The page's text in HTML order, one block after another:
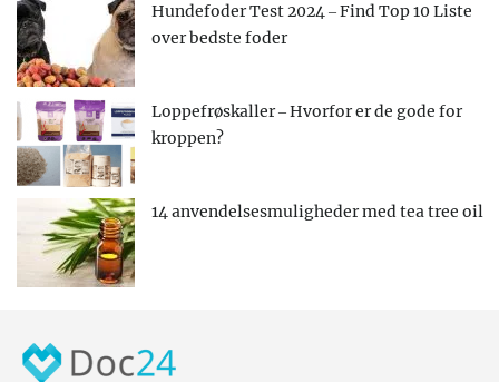
Hundefoder Test 2024 – Find Top 10 Liste
over bedste foder
Loppefrøskaller – Hvorfor er de gode for
kroppen?
14 anvendelsesmuligheder med tea tree oil